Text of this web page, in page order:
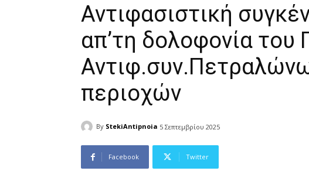
Αντιφασιστική
απ’τη δολοφονία του
περιοχών
By StekiAntipnoia 5 Σεπτεμβρίου 2025
Facebook Twitter